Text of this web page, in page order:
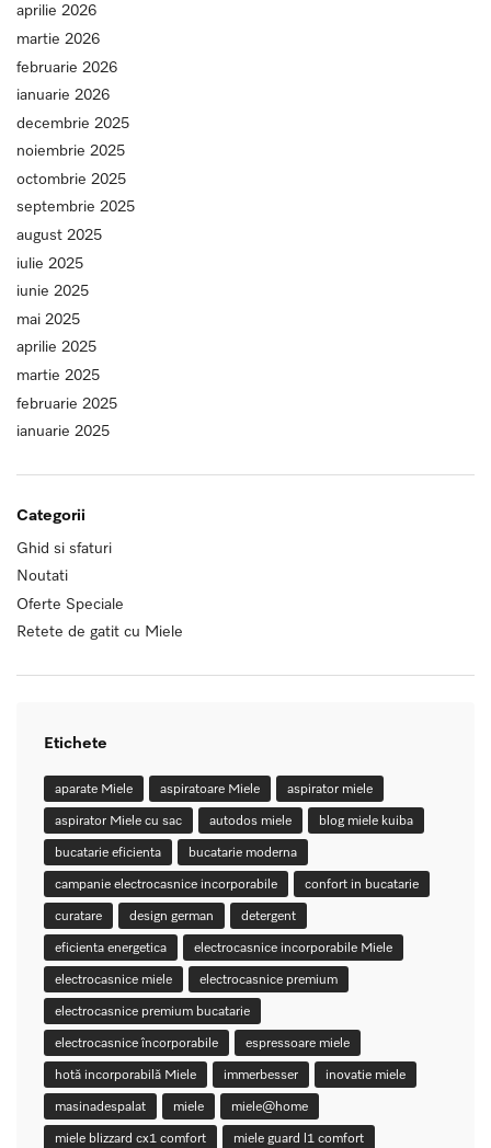
aprilie 2026
martie 2026
februarie 2026
ianuarie 2026
decembrie 2025
noiembrie 2025
octombrie 2025
septembrie 2025
august 2025
iulie 2025
iunie 2025
mai 2025
aprilie 2025
martie 2025
februarie 2025
ianuarie 2025
Categorii
Ghid si sfaturi
Noutati
Oferte Speciale
Retete de gatit cu Miele
Etichete
aparate Miele aspiratoare Miele
aspirator miele
aspirator Miele cu sac
autodos miele
blog miele kuiba
bucatarie eficienta
bucatarie moderna
campanie electrocasnice incorporabile
confort in bucatarie
curatare
design german
detergent
eficienta energetica
electrocasnice incorporabile Miele
electrocasnice miele
electrocasnice premium
electrocasnice premium bucatarie
electrocasnice încorporabile
espressoare miele
hotă incorporabilă Miele
immerbesser
inovatie miele
masinadespalat
miele
miele@home
miele blizzard cx1 comfort
miele guard l1 comfort